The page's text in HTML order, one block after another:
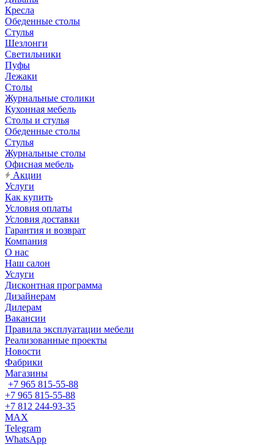
Кресла
Обеденные столы
Стулья
Шезлонги
Светильники
Пуфы
Лежаки
Столы
Журнальные столики
Кухонная мебель
Столы и стулья
Обеденные столы
Стулья
Журнальные столы
Офисная мебель
Акции
Услуги
Как купить
Условия оплаты
Условия доставки
Гарантия и возврат
Компания
О нас
Наш салон
Услуги
Дисконтная программа
Дизайнерам
Дилерам
Вакансии
Правила эксплуатации мебели
Реализованные проекты
Новости
Фабрики
Магазины
+7 965 815-55-88
+7 965 815-55-88
+7 812 244-93-35
MAX
Telegram
WhatsApp